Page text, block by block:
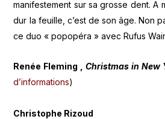
manifestement sur sa grosse dent. A
dur la feuille, c’est de son âge. Non
ce duo « popopéra » avec Rufus
Renée Fleming ,Christmas in New
d’informations)
Christophe Rizoud